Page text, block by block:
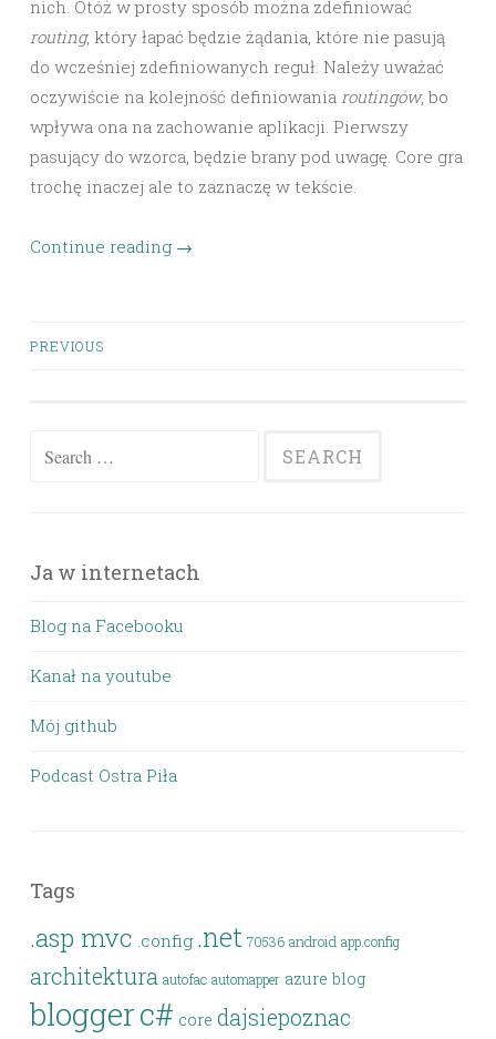
nich. Otóż w prosty sposób można zdefiniować
routing, który łapać będzie żądania, które nie pasują
do wcześniej zdefiniowanych reguł. Należy uważać
oczywiście na kolejność definiowania routingów, bo
wpływa ona na zachowanie aplikacji. Pierwszy
pasujący do wzorca, będzie brany pod uwagę. Core gra
trochę inaczej ale to zaznaczę w tekście.
Continue reading →
Posts
PREVIOUS
Search
Ja w internetach
Blog na Facebooku
Kanał na youtube
Mój github
Podcast Ostra Piła
Tags
.asp mvc .config .net 70536 android app.config
architektura autofac automapper azure blog
bloggerc# core dajsiepoznac